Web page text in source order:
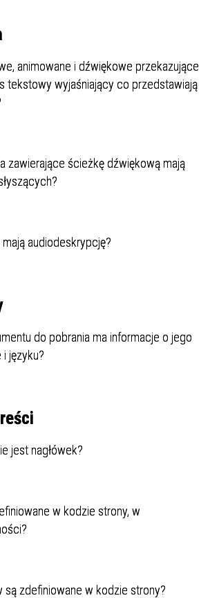
animowane i dźwiękowe przekazujące
tekstowy wyjaśniający co przedstawiają
zawierające ścieżkę dźwiękową mają
audiodeskrypcję?
do pobrania ma informacje o jego
języku?
jest nagłówek?
w kodzie strony, w
są zdefiniowane w kodzie strony?